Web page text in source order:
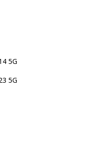
5G
5G